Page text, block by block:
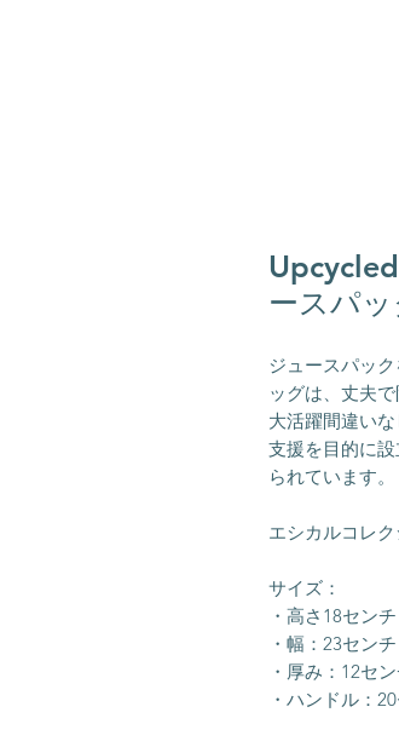
ースパ
ジュースパッ
ッグは、丈夫
大活躍間違い
支援を目的に
られています。
エシカルコレ
サイズ：
・高さ18セン
・幅：23センチ
・厚み：12セ
・ハンドル：